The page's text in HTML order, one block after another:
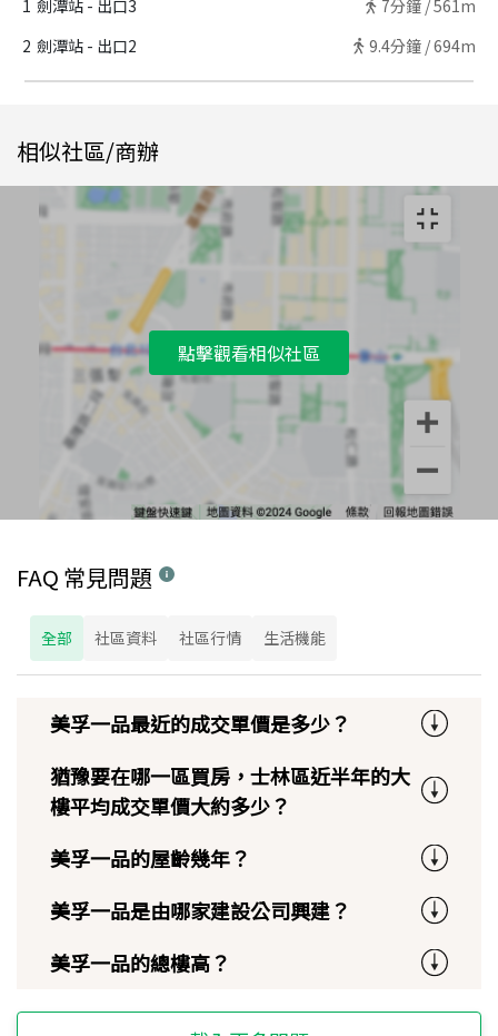
1 劍潭站 - 出口3 7分鐘 /561m
2 劍潭站 - 出口2 9.4分鐘 /694m
相似社區/商辦
點擊觀看相似社區
FAQ 常見問題
全部 社區資料 社區行情 生活機能
美孚一品最近的成交單價是多少？
猶豫要在哪一區買房，士林區近半年的大
樓平均成交單價大約多少？
美孚一品的屋齡幾年？
美孚一品是由哪家建設公司興建？
美孚一品的總樓高？